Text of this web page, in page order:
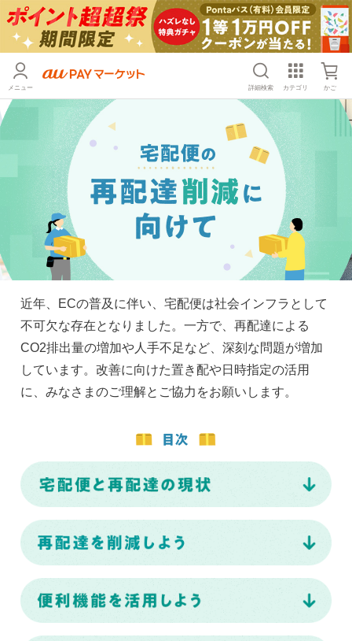
メニュー 詳細検索 カテゴリ かご
近年、ECの普及に伴い、宅配便は社会インフラとして
不可欠な存在となりました。一方で、再配達による
CO2排出量の増加や人手不足など、深刻な問題が増加
しています。改善に向けた置き配や日時指定の活用
に、みなさまのご理解とご協力をお願いします。